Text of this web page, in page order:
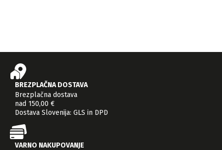
BREZPLAČNA DOSTAVA
Brezplačna dostava
nad 150,00 €
Dostava Slovenija: GLS in DPD
VARNO NAKUPOVANJE